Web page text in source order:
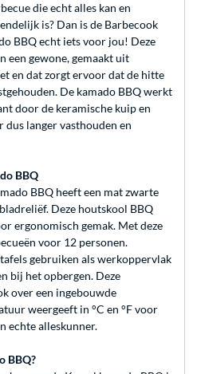
die echt alles kan en
is? Dan is de Barbecook
BBQ echt iets voor jou! Deze
een gewone, gemaakt uit
en dat zorgt ervoor dat de hitte
De kamado BBQ werkt
door de keramische kuip en
dus langer vasthouden en
BBQ
BBQ heeft een mat zwarte
Deze houtskool BBQ
ergonomisch gemak. Met deze
voor 12 personen.
gebruiken als werkoppervlak
bij het opbergen. Deze
over een ingebouwde
weergeeft in °C en °F voor
echte alleskunner.
BBQ?